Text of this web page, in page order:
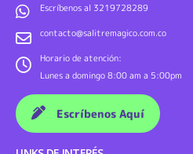
Escríbenos al 3219728289
contacto@salitremagico.com.co
Horario de atención:
Lunes a domingo 8:00 am a 5:00pm
Escríbenos Aquí